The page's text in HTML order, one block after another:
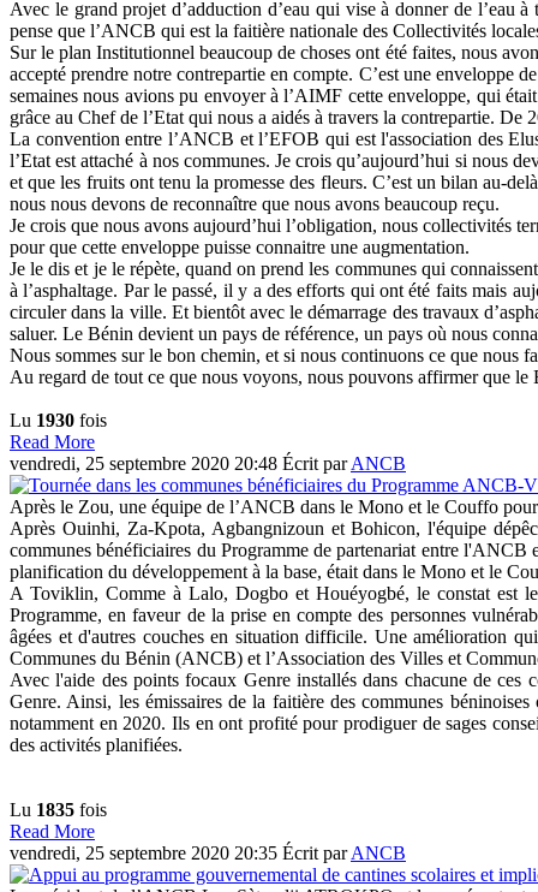
Avec le grand projet d’adduction d’eau qui vise à donner de l’eau
pense que l’ANCB qui est la faitière nationale des Collectivités
Sur le plan Institutionnel beaucoup de choses ont été faites, nous
accepté prendre notre contrepartie en compte. C’est une enveloppe
semaines nous avions pu envoyer à l’AIMF cette enveloppe, qui
grâce au Chef de l’Etat qui nous a aidés à travers la contrepartie.
La convention entre l’ANCB et l’EFOB qui est l'association des
l’Etat est attaché à nos communes. Je crois qu’aujourd’hui si nous
et que les fruits ont tenu la promesse des fleurs. C’est un bilan au-
nous nous devons de reconnaître que nous avons beaucoup reçu.
Je crois que nous avons aujourd’hui l’obligation, nous collectivités
pour que cette enveloppe puisse connaitre une augmentation.
Je le dis et je le répète, quand on prend les communes qui
à l’asphaltage. Par le passé, il y a des efforts qui ont été faits mais
circuler dans la ville. Et bientôt avec le démarrage des travaux
saluer. Le Bénin devient un pays de référence, un pays où nous
Nous sommes sur le bon chemin, et si nous continuons ce que nous
Au regard de tout ce que nous voyons, nous pouvons affirmer que
Lu 1930 fois
Read More
vendredi, 25 septembre 2020 20:48 Écrit parANCB
Après le Zou, une équipe de l’ANCB dans le Mono et le Couffo
Après Ouinhi, Za-Kpota, Agbangnizoun et Bohicon, l'équipe
communes bénéficiaires du Programme de partenariat entre
planification du développement à la base, était dans le Mono et le
A Toviklin, Comme à Lalo, Dogbo et Houéyogbé, le constat est
Programme, en faveur de la prise en compte des personnes
âgées et d'autres couches en situation difficile. Une amélioration
Communes du Bénin (ANCB) et l’Association des Villes et
Avec l'aide des points focaux Genre installés dans chacune de
Genre. Ainsi, les émissaires de la faitière des communes
notamment en 2020. Ils en ont profité pour prodiguer de sages
des activités planifiées.
Lu 1835 fois
Read More
vendredi, 25 septembre 2020 20:35 Écrit parANCB